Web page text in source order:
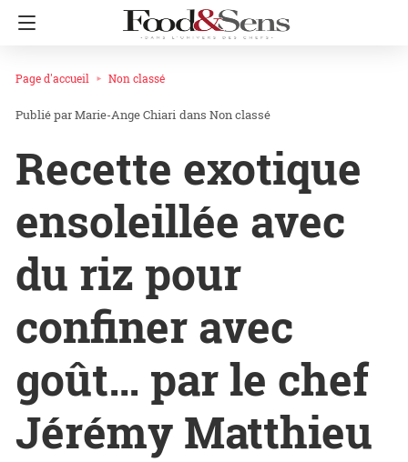
Page d'accueil Non classé
Marie-Ange Chiari dans Non classé
Recette exotique
ensoleillée avec
du riz pour
confiner avec
goût… par le chef
Jérémy Matthieu